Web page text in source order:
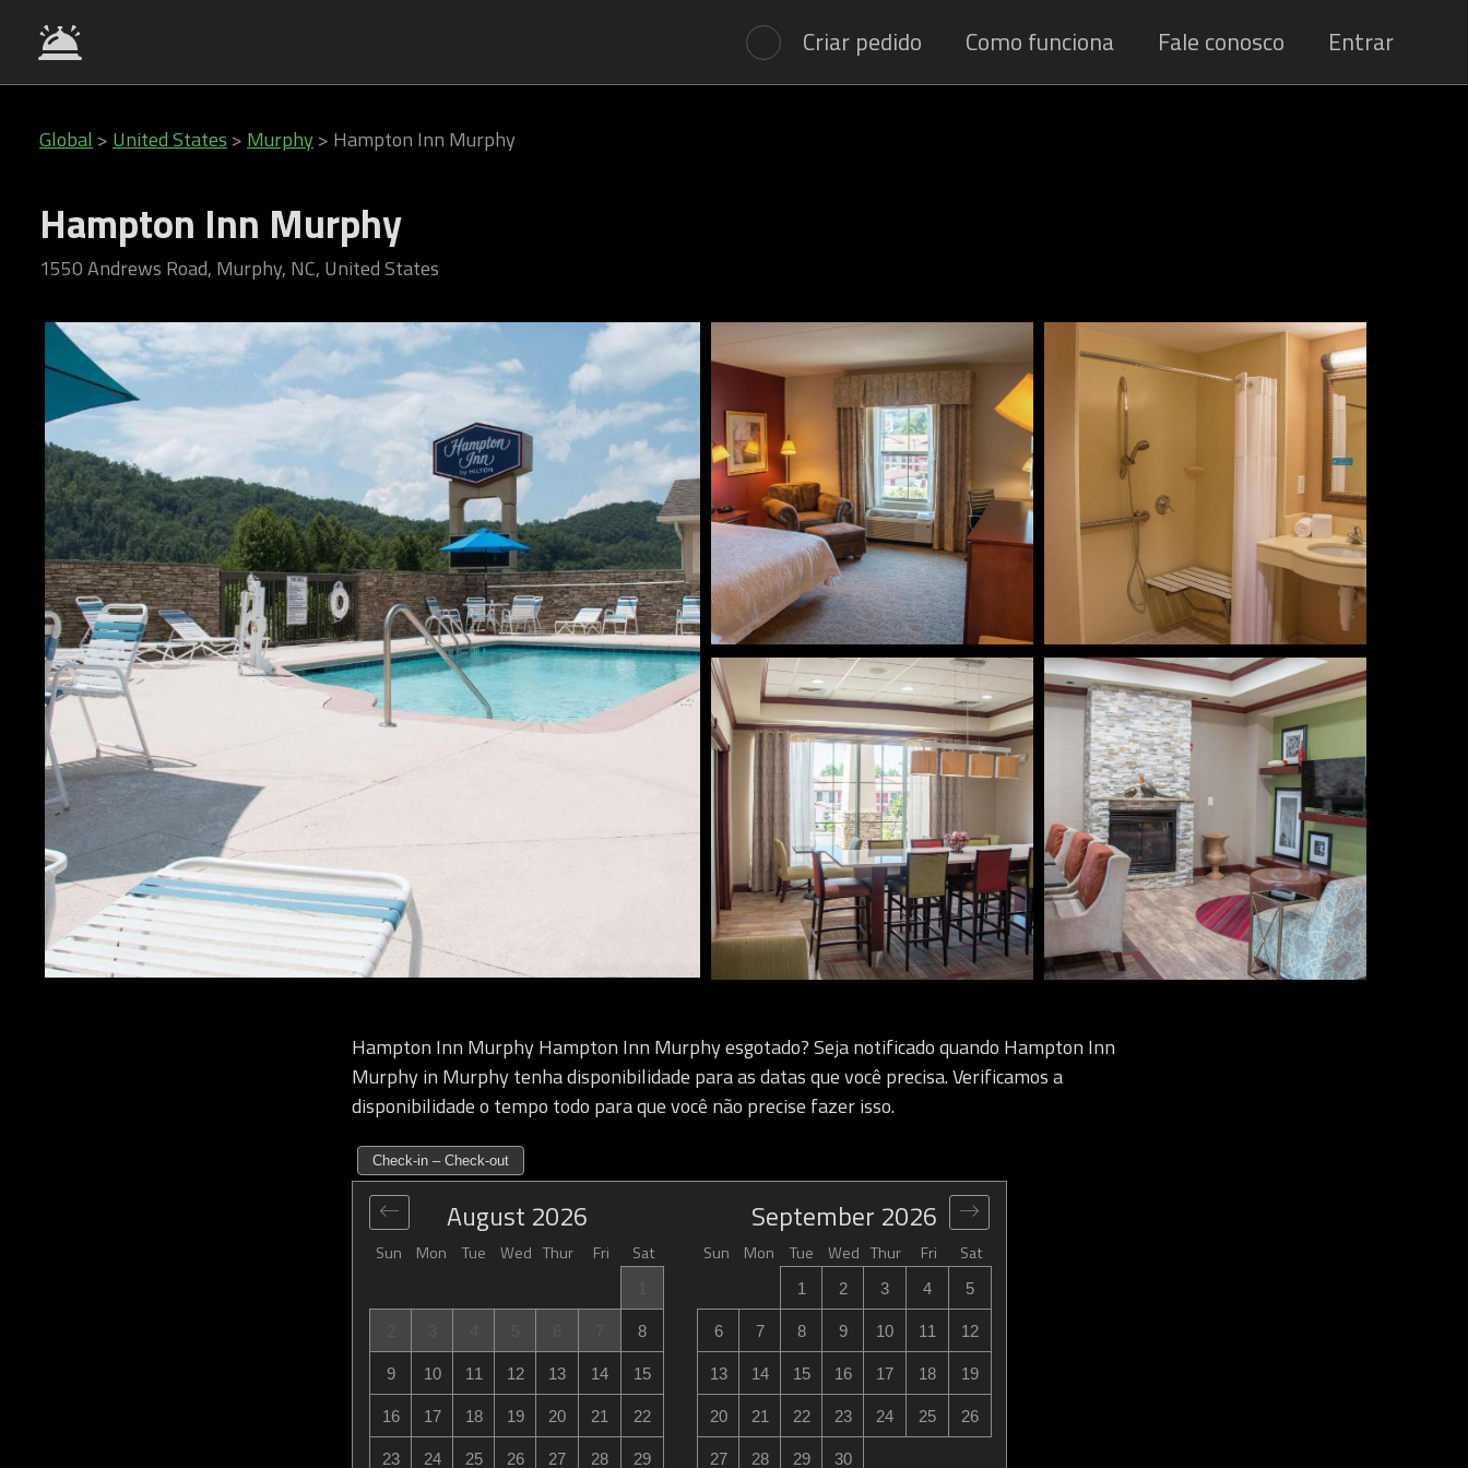
Criar pedido Como funciona Fale conosco Entrar
Global > United States > Murphy > Hampton Inn Murphy
Hampton Inn Murphy
1550 Andrews Road, Murphy, NC, United States
Hampton Inn Murphy Hampton Inn Murphy esgotado? Seja notificado quando Hampton Inn
Murphy in Murphy tenha disponibilidade para as datas que você precisa. Verificamos a
disponibilidade o tempo todo para que você não precise fazer isso.
Check-in – Check-out
Sun Mon Tue Wed Thur Fri Sat Sun Mon Tue Wed Thur Fri Sat
August 2026
8
9 10 11 12 13 14 15
16 17 18 19 20 21 22
23 24 25 26 27 28 29
September 2026
1 2 3 4 5
6 7 8 9 10 11 12
13 14 15 16 17 18 19
20 21 22 23 24 25 26
27 28 29 30